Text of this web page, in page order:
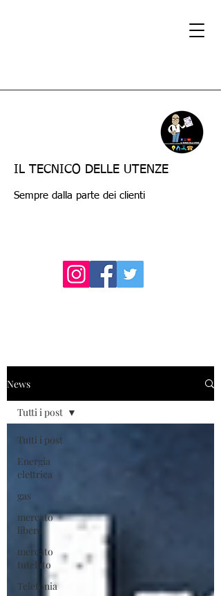
IL TECNICO DELLE UTENZE
Sempre dalla parte dei clienti
News
Tutti i post
Energia
elettrica
gas
mercato
libero
mercato
tutelato
Telefonia
Tutti i post